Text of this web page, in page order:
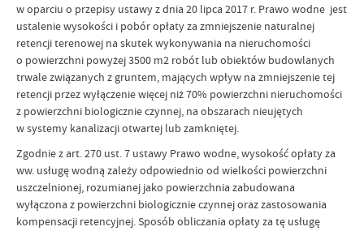
w oparciu o przepisy ustawy z dnia 20 lipca 2017 r. Prawo wodne jest
ustalenie wysokości i pobór opłaty za zmniejszenie naturalnej
retencji terenowej na skutek wykonywania na nieruchomości
o powierzchni powyżej 3500 m2 robót lub obiektów budowlanych
trwale związanych z gruntem, mających wpływ na zmniejszenie tej
retencji przez wyłączenie więcej niż 70% powierzchni nieruchomości
z powierzchni biologicznie czynnej, na obszarach nieujętych
w systemy kanalizacji otwartej lub zamkniętej.
Zgodnie z art. 270 ust. 7 ustawy Prawo wodne, wysokość opłaty za
ww. usługę wodną zależy odpowiednio od wielkości powierzchni
uszczelnionej, rozumianej jako powierzchnia zabudowana
wyłączona z powierzchni biologicznie czynnej oraz zastosowania
kompensacji retencyjnej. Sposób obliczania opłaty za tę usługę